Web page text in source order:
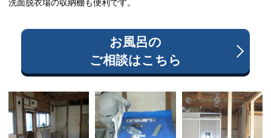
洗面脱衣場の収納棚も便利です。
お風呂の
ご相談はこちら